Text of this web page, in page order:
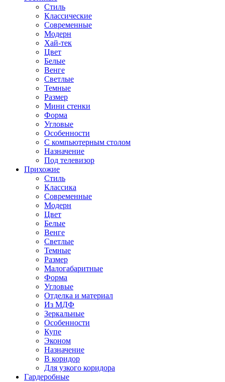
Стиль
Классические
Современные
Модерн
Хай-тек
Цвет
Белые
Венге
Светлые
Темные
Размер
Мини стенки
Форма
Угловые
Особенности
С компьютерным столом
Назначение
Под телевизор
Прихожие
Стиль
Классика
Современные
Модерн
Цвет
Белые
Венге
Светлые
Темные
Размер
Малогабаритные
Форма
Угловые
Отделка и материал
Из МДФ
Зеркальные
Особенности
Купе
Эконом
Назначение
В коридор
Для узкого коридора
Гардеробные